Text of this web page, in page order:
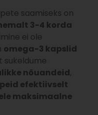
saamiseks on
3-4 korda
ei ole
omega-3 kapslid
sukeldume
nõuandeid,
efektiivselt
maksimaalne